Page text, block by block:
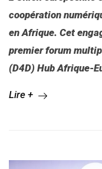
coopération
en Afrique. Cet
premier forum
(D4D) Hub Afrique-
Lire +